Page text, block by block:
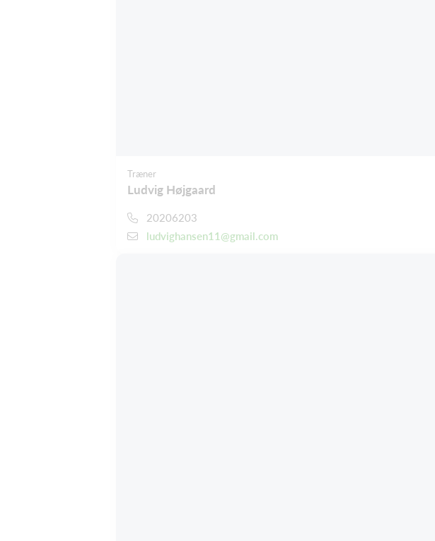
Træner
Ludvig Højgaard
20206203
ludvighansen11@gmail.com